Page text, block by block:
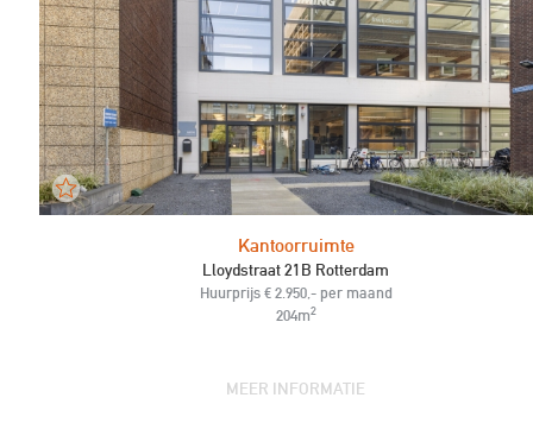
Kantoorruimte
Lloydstraat 21B Rotterdam
Huurprijs € 2.950,- per maand
204m2
MEER INFORMATIE